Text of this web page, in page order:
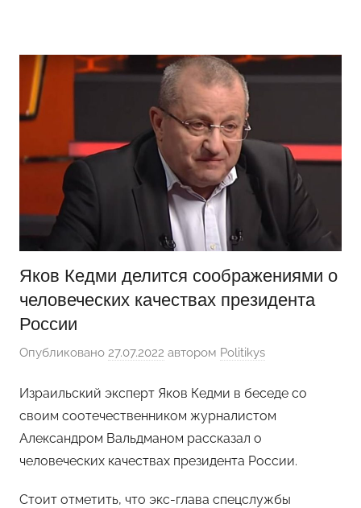
содержимому
сайт
WordPress
Яков Кедми делится соображениями о
человеческих качествах президента
России
Опубликовано 27.07.2022 автором Politikys
Израильский эксперт Яков Кедми в беседе со
своим соотечественником журналистом
Александром Вальдманом рассказал о
человеческих качествах президента России.
Стоит отметить, что экс-глава спецслужбы